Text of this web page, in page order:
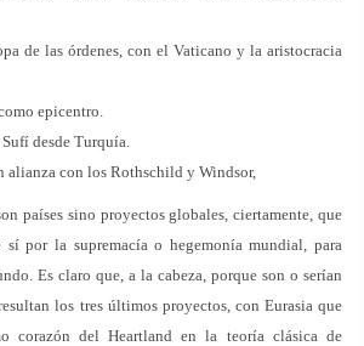
de las órdenes, con el Vaticano y la aristocracia
epicentro.
desde Turquía.
alianza con los Rothschild y Windsor,
países sino proyectos globales, ciertamente, que
sí por la supremacía o hegemonía mundial, para
Es claro que, a la cabeza, porque son o serían
los tres últimos proyectos, con Eurasia que
corazón del Heartland en la teoría clásica de